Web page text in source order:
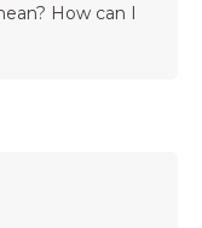
How can I